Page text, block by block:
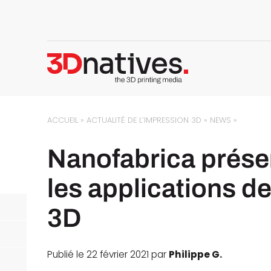
ACCUEIL »ACTUALITÉ DE L’IMPRESSION 3D » NEWS »
Nanofabrica
les applications
3D
Publié le 22 février 2021 par Philippe G.